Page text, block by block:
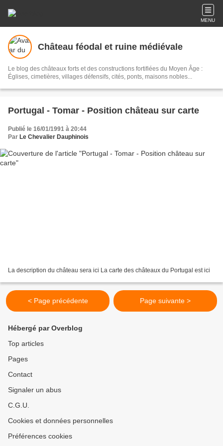
MENU
Château féodal et ruine médiévale
Le blog des châteaux forts et des constructions fortifiées du Moyen Âge :
Églises, cimetières, villages défensifs, cités, ponts, maisons nobles...
Portugal - Tomar - Position château sur carte
Publié le 16/01/1991 à 20:44
Par Le Chevalier Dauphinois
La description du château sera ici La carte des châteaux du Portugal est ici
< Page précédente Page suivante >
Hébergé par Overblog
Top articles
Pages
Contact
Signaler un abus
C.G.U.
Cookies et données personnelles
Préférences cookies